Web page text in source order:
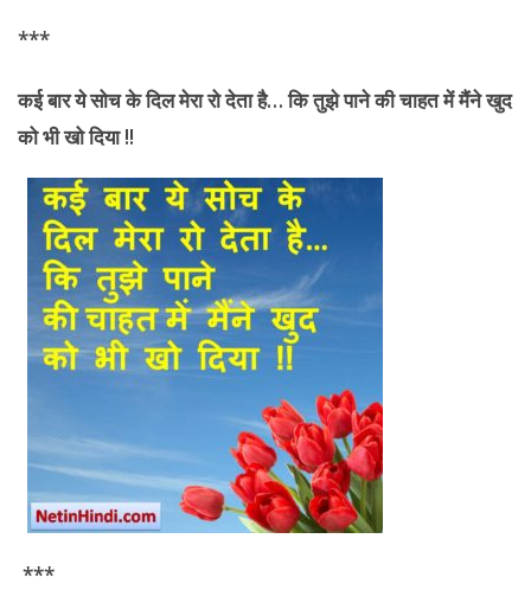
***
कई बार ये सोच के दिल मेरा रो देता है… कि तुझे पाने की चाहत में मैंने खुद
को भी खो दिया !!
***